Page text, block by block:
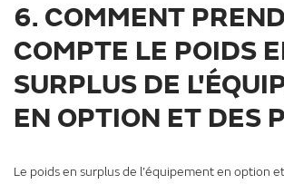
6. COMMENT
COMPTE LE POIDS
SURPLUS DE
EN OPTION ET DES
Le poids en surplus de l’équipement en option